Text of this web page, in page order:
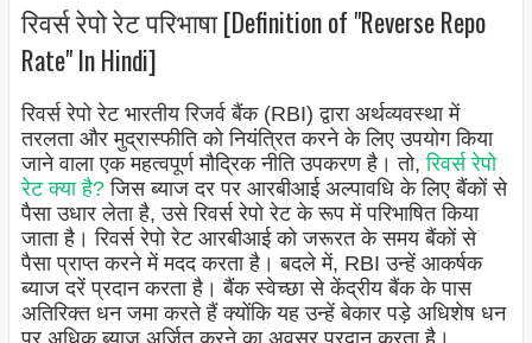
रिवर्स रेपो रेट परिभाषा [Definition of "Reverse Repo
Rate" In Hindi]
रिवर्स रेपो रेट भारतीय रिजर्व बैंक (RBI) द्वारा अर्थव्यवस्था में
तरलता और मुद्रास्फीति को नियंत्रित करने के लिए उपयोग किया
जाने वाला एक महत्वपूर्ण मौद्रिक नीति उपकरण है। तो,रिवर्स रेपो
रेट क्या है?जिस ब्याज दर पर आरबीआई अल्पावधि के लिए बैंकों से
पैसा उधार लेता है, उसे रिवर्स रेपो रेट के रूप में परिभाषित किया
जाता है। रिवर्स रेपो रेट आरबीआई को जरूरत के समय बैंकों से
पैसा प्राप्त करने में मदद करता है। बदले में, RBI उन्हें आकर्षक
ब्याज दरें प्रदान करता है। बैंक स्वेच्छा से केंद्रीय बैंक के पास
अतिरिक्त धन जमा करते हैं क्योंकि यह उन्हें बेकार पड़े अधिशेष धन